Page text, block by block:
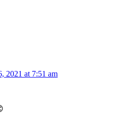
2021 at 7:51 am